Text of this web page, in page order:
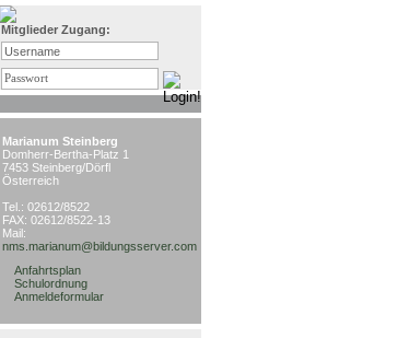
Mitglieder Zugang:
Marianum Steinberg
Domherr-Bertha-Platz 1
7453 Steinberg/Dörfl
Österreich
Tel.: 02612/8522
FAX: 02612/8522-13
Mail:
nms.marianum@bildungsserver.com
Anfahrtsplan
Schulordnung
Anmeldeformular